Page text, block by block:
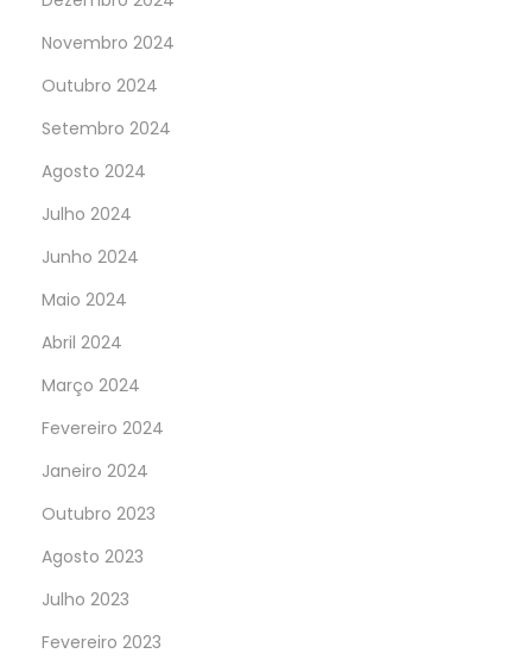
Novembro 2024
Outubro 2024
Setembro 2024
Agosto 2024
Julho 2024
Junho 2024
Maio 2024
Abril 2024
Março 2024
Fevereiro 2024
Janeiro 2024
Outubro 2023
Agosto 2023
Julho 2023
Fevereiro 2023